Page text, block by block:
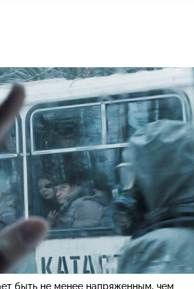
быть не менее напряженным, чем